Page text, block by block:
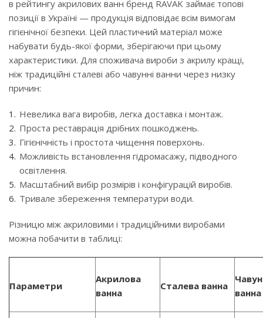
в рейтингу акрилових ванн бренд RAVAK займає топові
позиції в Україні — продукція відповідає всім вимогам
гігієнічної безпеки. Цей пластичний матеріал може
набувати будь-якої форми, зберігаючи при цьому
характеристики. Для споживача вироби з акрилу кращі,
ніж традиційні сталеві або чавунні ванни через низку
причин:
Невелика вага виробів, легка доставка і монтаж.
Проста реставрація дрібних пошкоджень.
Гігієнічність і простота чищення поверхонь.
Можливість встановлення гідромасажу, підводного
освітлення.
Масштабний вибір розмірів і конфігурацій виробів.
Тривале збереження температури води.
Різницю між акриловими і традиційними виробами
можна побачити в таблиці:
Параметри
Акрилова
ванна
Сталева ванна
ванна